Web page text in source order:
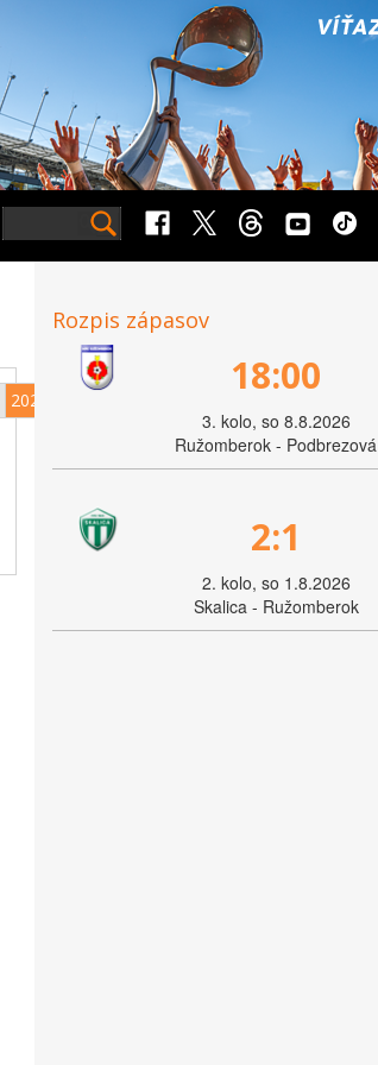
2026
Rozpis zápasov
18:00
3. kolo, so 8.8.2026
Ružomberok - Podbrezová
2:1
2. kolo, so 1.8.2026
Skalica - Ružomberok